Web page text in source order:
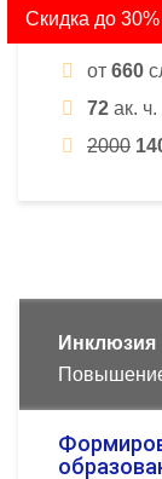
Скидка до 30%
от 660
72 ак. ч.
2000
Инклюзия